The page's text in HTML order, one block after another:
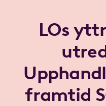
LOs
framtid